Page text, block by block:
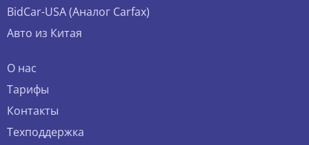
BidCar-USA (Аналог Carfax)
Авто из Китая
О нас
Тарифы
Контакты
Техподдержка